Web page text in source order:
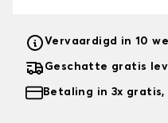
Vervaardigd in 10
Geschatte gratis
Betaling in 3x